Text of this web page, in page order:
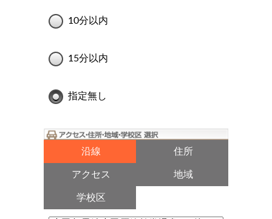
10分以内
15分以内
指定無し
沿線 住所
アクセス 地域
学校区